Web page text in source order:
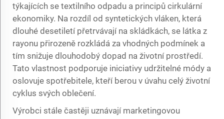
týkajících se textilního odpadu a principů cirkulární
ekonomiky. Na rozdíl od syntetických vláken, která
dlouhé desetiletí přetrvávají na skládkách, se látka z
rayonu přirozeně rozkládá za vhodných podmínek a
tím snižuje dlouhodobý dopad na životní prostředí.
Tato vlastnost podporuje iniciativy udržitelné módy a
oslovuje spotřebitele, kteří berou v úvahu celý životní
cyklus svých oblečení.
Výrobci stále častěji uznávají marketingovou